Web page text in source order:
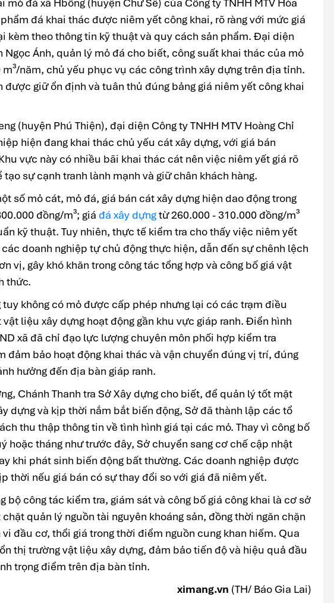
mỏ đá xã Hbông (huyện Chư Sê) của Công ty TNHH MTV Hòa
đá khai thác được niêm yết công khai, rõ ràng với mức giá
kèm theo thông tin kỹ thuật và quy cách sản phẩm. Đại diện
Ngọc Ánh, quản lý mỏ đá cho biết, công suất khai thác của mỏ
m³/năm, chủ yếu phục vụ các công trình xây dựng trên địa tỉnh.
được giữ ổn định và tuân thủ đúng bảng giá niêm yết công khai
(huyện Phú Thiện), đại diện Công ty TNHH MTV Hoàng Chỉ
hiện đang khai thác chủ yếu cát xây dựng, với giá bán
vực này có nhiều bãi khai thác cát nên việc niêm yết giá rõ
tạo sự cạnh tranh lành mạnh và giữ chân khách hàng.
số mỏ cát, mỏ đá, giá bán cát xây dựng hiện dao động trong
đồng/m³; giá đá xây dựngtừ 260.000 - 310.000 đồng/m³
kỹ thuật. Tuy nhiên, thực tế kiểm tra cho thấy việc niêm yết
doanh nghiệp tự chủ động thực hiện, dẫn đến sự chênh lệch
vị, gây khó khăn trong công tác tổng hợp và công bố giá vật
thức.
không có mỏ được cấp phép nhưng lại có các trạm điều
liệu xây dựng hoạt động gần khu vực giáp ranh. Điển hình
xã đã chỉ đạo lực lượng chuyên môn phối hợp kiểm tra
đảm bảo hoạt động khai thác và vận chuyển đúng vị trí, đúng
hưởng đến địa bàn giáp ranh.
Chánh Thanh tra Sở Xây dựng cho biết, để quản lý tốt mặt
dựng và kịp thời nắm bắt biến động, Sở đã thành lập các tổ
thu thập thông tin về tình hình giá tại các mỏ. Thay vì công bố
hoặc tháng như trước đây, Sở chuyển sang cơ chế cập nhật
khi phát sinh biến động bất thường. Các doanh nghiệp được
thời nếu giá bán có sự thay đổi so với giá đã niêm yết.
bộ công tác kiểm tra, giám sát và công bố giá công khai là cơ sở
quản lý nguồn tài nguyên khoáng sản, đồng thời ngăn chặn
đầu cơ, thổi giá trong thời điểm nguồn cung khan hiếm. Qua
thị trường vật liệu xây dựng, đảm bảo tiến độ và hiệu quả đầu
trọng điểm trên địa bàn tỉnh.
ximang.vn (TH/ Báo Gia Lai)